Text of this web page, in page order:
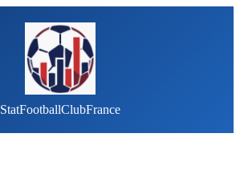
StatFootballClubFrance